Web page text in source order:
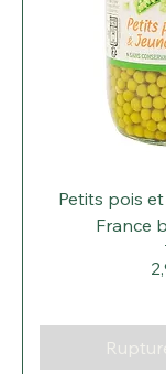
Petits pois
France